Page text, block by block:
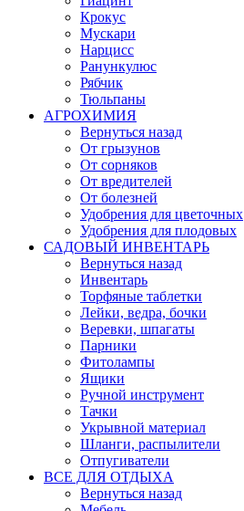
Крокус
Мускари
Нарцисс
Ранункулюс
Рябчик
Тюльпаны
АГРОХИМИЯ
Вернуться назад
От грызунов
От сорняков
От вредителей
От болезней
Удобрения для цветочных
Удобрения для плодовых
САДОВЫЙ ИНВЕНТАРЬ
Вернуться назад
Инвентарь
Торфяные таблетки
Лейки, ведра, бочки
Веревки, шпагаты
Парники
Фитолампы
Ящики
Ручной инструмент
Тачки
Укрывной материал
Шланги, распылители
Отпугиватели
ВСЕ ДЛЯ ОТДЫХА
Вернуться назад